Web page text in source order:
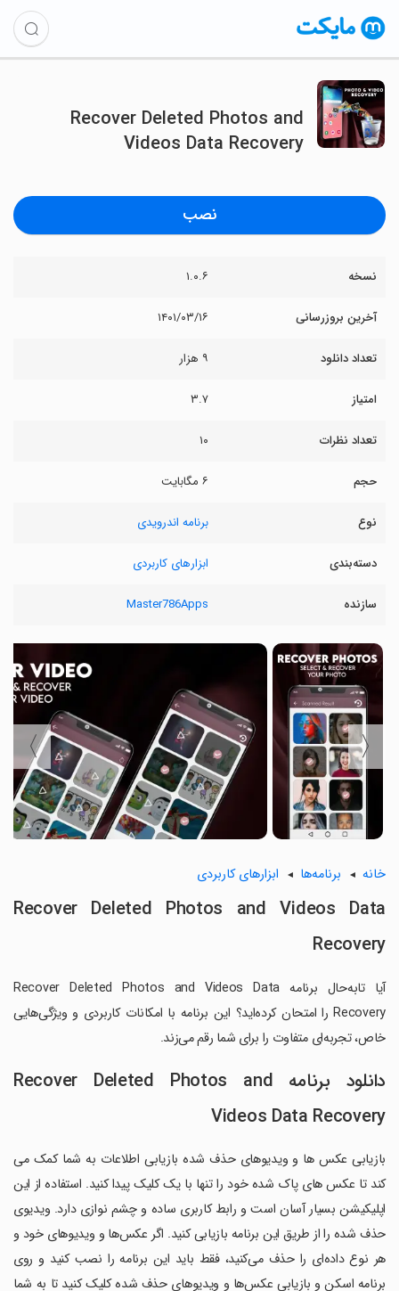
Recover Deleted Photos and
Videos Data Recovery
نصب
نسخه ۱.۰.۶
آخرین بروزرسانی ۱۴۰۱/۰۳/۱۶
تعداد دانلود ۹ هزار
امتیاز ۳.۷
تعداد نظرات ۱۰
حجم ۶ مگابایت
نوع برنامه اندرویدی
دسته‌بندی ابزارهای کاربردی
سازنده Master786Apps
〈
〉
خانه برنامه‌ها ابزارهای کاربردی
Recover Deleted Photos and Videos Data
Recovery
آیا تابه‌حال برنامه Recover Deleted Photos and Videos Data
Recovery را امتحان کرده‌اید؟ این برنامه با امکانات کاربردی و ویژگی‌هایی
خاص، تجربه‌ای متفاوت را برای شما رقم می‌زند.
دانلود برنامه Recover Deleted Photos and
Videos Data Recovery
بازیابی عکس ها و ویدیوهای حذف شده بازیابی اطلاعات به شما کمک می
کند تا عکس های پاک شده خود را تنها با یک کلیک پیدا کنید. استفاده از این
اپلیکیشن بسیار آسان است و رابط کاربری ساده و چشم نوازی دارد. ویدیوی
حذف شده را از طریق این برنامه بازیابی کنید. اگر عکس‌ها و ویدیوهای خود و
هر نوع داده‌ای را حذف می‌کنید، فقط باید این برنامه را نصب کنید و روی
برنامه اسکن و بازیابی عکس‌ها و ویدیوهای حذف شده کلیک کنید تا به شما